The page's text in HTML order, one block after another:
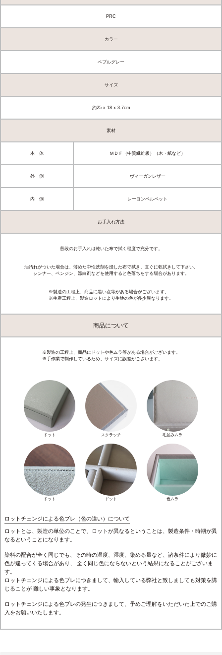
PRC
カラー
ペブルグレー
サイズ
約25 x 18 x 3.7cm
素材
本 体 ＭＤＦ（中質繊維板）（木・紙など）
外 側 ヴィーガンレザー
内 側 レーヨンベルベット
お手入れ方法
普段のお手入れは乾いた布で拭く程度で充分です。
油汚れがついた場合は、薄めた中性洗剤を浸した布で拭き、直ぐに乾拭きして下さい。
シンナー、ベンジン、漂白剤などを使用すると色落ちをする場合があります。
※製造の工程上、商品に黒い点等がある場合がございます。
※生産工程上、製造ロットにより生地の色が多少異なります。
商品について
※製造の工程上、商品にドットや色ムラ等がある場合がございます。
※手作業で制作しているため、サイズに誤差がございます。
ドット スクラッチ 毛並みムラ
ドット ドット 色ムラ
ロットチェンジによる色ブレ（色の違い）について
ロットとは、製造の単位のことで、ロットが異なるということは、製造条件・時期が異
なるということになります。
染料の配合が全く同じでも、その時の温度、湿度、染める量など、諸条件により微妙に
色が違ってくる場合があり、 全く同じ色にならないという結果になることがございま
す。
ロットチェンジによる色ブレにつきまして、輸入している弊社と致しましても対策を講
じることが 難しい事象となります。
ロットチェンジによる色ブレの発生につきまして、予めご理解をいただいた上でのご購
入をお願いいたします。